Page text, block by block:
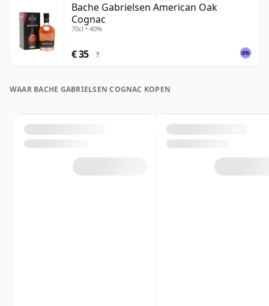
Bache Gabrielsen American Oak
Cognac
70cl • 40%
€ 35 ?
WAAR BACHE GABRIELSEN COGNAC KOPEN